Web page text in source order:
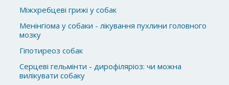
Міжхребцеві грижі у собак
Менінгіома у собаки - лікування пухлини головного
мозку
Гіпотиреоз собак
Серцеві гельмінти - дирофіляріоз: чи можна
вилікувати собаку